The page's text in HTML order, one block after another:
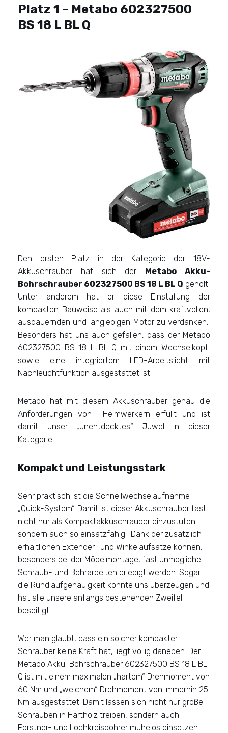
Platz 1 – Metabo 602327500
BS 18 L BL Q
Den ersten Platz in der Kategorie der 18V-
Akkuschrauber hat sich der Metabo Akku-
Bohrschrauber 602327500 BS 18 L BL Q geholt.
Unter anderem hat er diese Einstufung der
kompakten Bauweise als auch mit dem kraftvollen,
ausdauernden und langlebigen Motor zu verdanken.
Besonders hat uns auch gefallen, dass der Metabo
602327500 BS 18 L BL Q mit einem Wechselkopf
sowie eine integriertem LED-Arbeitslicht mit
Nachleuchtfunktion ausgestattet ist.
Metabo hat mit diesem Akkuschrauber genau die
Anforderungen von Heimwerkern erfüllt und ist
damit unser „unentdecktes“ Juwel in dieser
Kategorie.
Kompakt und Leistungsstark
Sehr praktisch ist die Schnellwechselaufnahme
„Quick-System“. Damit ist dieser Akkuschrauber fast
nicht nur als Kompaktakkuschrauber einzustufen
sondern auch so einsatzfähig. Dank der zusätzlich
erhältlichen Extender- und Winkelaufsätze können,
besonders bei der Möbelmontage, fast unmögliche
Schraub- und Bohrarbeiten erledigt werden. Sogar
die Rundlaufgenauigkeit konnte uns überzeugen und
hat alle unsere anfangs bestehenden Zweifel
beseitigt.
Wer man glaubt, dass ein solcher kompakter
Schrauber keine Kraft hat, liegt völlig daneben. Der
Metabo Akku-Bohrschrauber 602327500 BS 18 L BL
Q ist mit einem maximalen „hartem“ Drehmoment von
60 Nm und „weichem“ Drehmoment von immerhin 25
Nm ausgestattet. Damit lassen sich nicht nur große
Schrauben in Hartholz treiben, sondern auch
Forstner- und Lochkreisbohrer mühelos einsetzen.